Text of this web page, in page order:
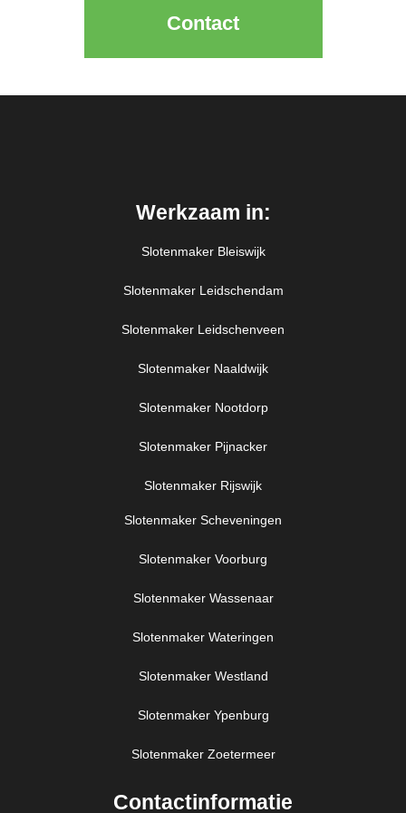
Contact
Werkzaam in:
Slotenmaker Bleiswijk
Slotenmaker Leidschendam
Slotenmaker Leidschenveen
Slotenmaker Naaldwijk
Slotenmaker Nootdorp
Slotenmaker Pijnacker
Slotenmaker Rijswijk
Slotenmaker Scheveningen
Slotenmaker Voorburg
Slotenmaker Wassenaar
Slotenmaker Wateringen
Slotenmaker Westland
Slotenmaker Ypenburg
Slotenmaker Zoetermeer
Contactinformatie